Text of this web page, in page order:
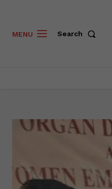
MENU Search